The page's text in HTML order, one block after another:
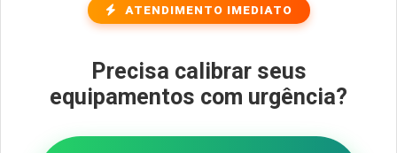
ATENDIMENTO IMEDIATO
Precisa calibrar seus
equipamentos com urgência?